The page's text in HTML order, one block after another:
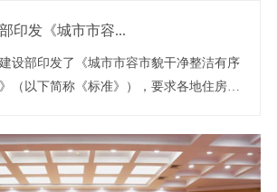
印发《城市市容...
设部印发了《城市市容市貌干净整洁有序
（以下简称《标准》），要求各地住房和